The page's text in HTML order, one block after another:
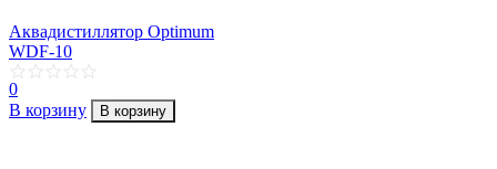
Аквадистиллятор Optimum
WDF-10
0
В корзину
В корзину